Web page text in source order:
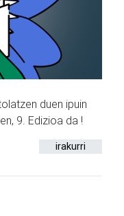
duen ipuin
9. Edizioa da !
irakurri